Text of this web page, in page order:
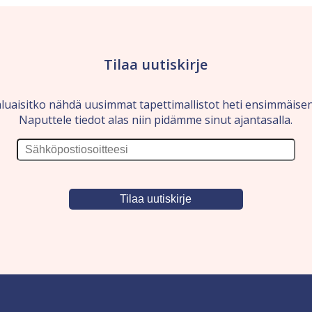
Tilaa uutiskirje
nähdä uusimmat tapettimallistot heti
Naputtele tiedot alas niin pidämme sinut ajantasalla.